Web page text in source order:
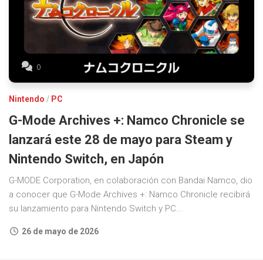
0
Nintendo / PC
G-Mode Archives +: Namco Chronicle se
lanzará este 28 de mayo para Steam y
Nintendo Switch, en Japón
G-MODE Corporation, en colaboración con Bandai Namco, dio
a conocer que G-Mode Archives +: Namco Chronicle recibirá
su lanzamiento para Nintendo Switch y PC...
26 de mayo de 2026